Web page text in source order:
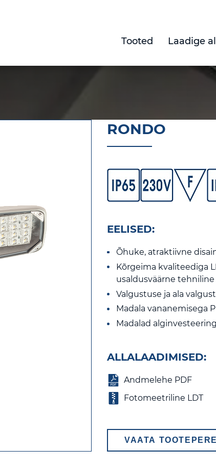
Tooted Laadige
RONDO
Eelised ja
EELISED:
Õhuke, atraktiivne
Kõrgeima kvaliteediga
usaldusväärne
Valgustuse ja ala
Madala vananemisega
Madalad
ALLALAADIMISED:
Andmelehe PDF
Fotomeetriline LDT
VAATA